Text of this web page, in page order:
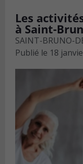
Les
à Saint-
SAINT-BRUNO-
Publié le 18